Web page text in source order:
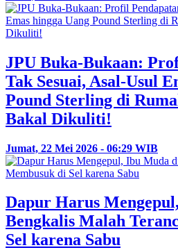
JPU Buka-Bukaan:
Tak Sesuai, Asal-Usul
Pound Sterling di
Bakal Dikuliti!
Jumat, 22 Mei 2026 - 06:29 WIB
Dapur Harus
Bengkalis Malah
Sel karena Sabu